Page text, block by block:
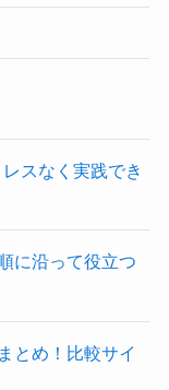
スなく実践でき
に沿って役立つ
とめ！比較サイ